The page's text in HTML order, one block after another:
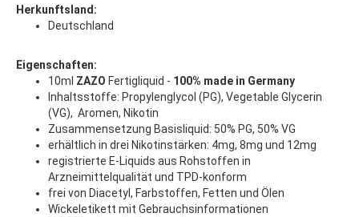
Herkunftsland:
Deutschland
Eigenschaften:
10ml ZAZO Fertigliquid - 100% made in Germany
Inhaltsstoffe: Propylenglycol (PG), Vegetable Glycerin
(VG), Aromen, Nikotin
Zusammensetzung Basisliquid: 50% PG, 50% VG
erhältlich in drei Nikotinstärken: 4mg, 8mg und 12mg
registrierte E-Liquids aus Rohstoffen in
Arzneimittelqualität und TPD-konform
frei von Diacetyl, Farbstoffen, Fetten und Ölen
Wickeletikett mit Gebrauchsinformationen